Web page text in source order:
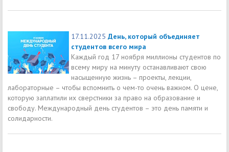
17.11.2025 День, который объединяет
студентов всего мира
Каждый год 17 ноября миллионы студентов по
всему миру на минуту останавливают свою
насыщенную жизнь – проекты, лекции,
лабораторные – чтобы вспомнить о чем-то очень важном. О цене,
которую заплатили их сверстники за право на образование и
свободу. Международный день студентов – это день памяти и
солидарности.